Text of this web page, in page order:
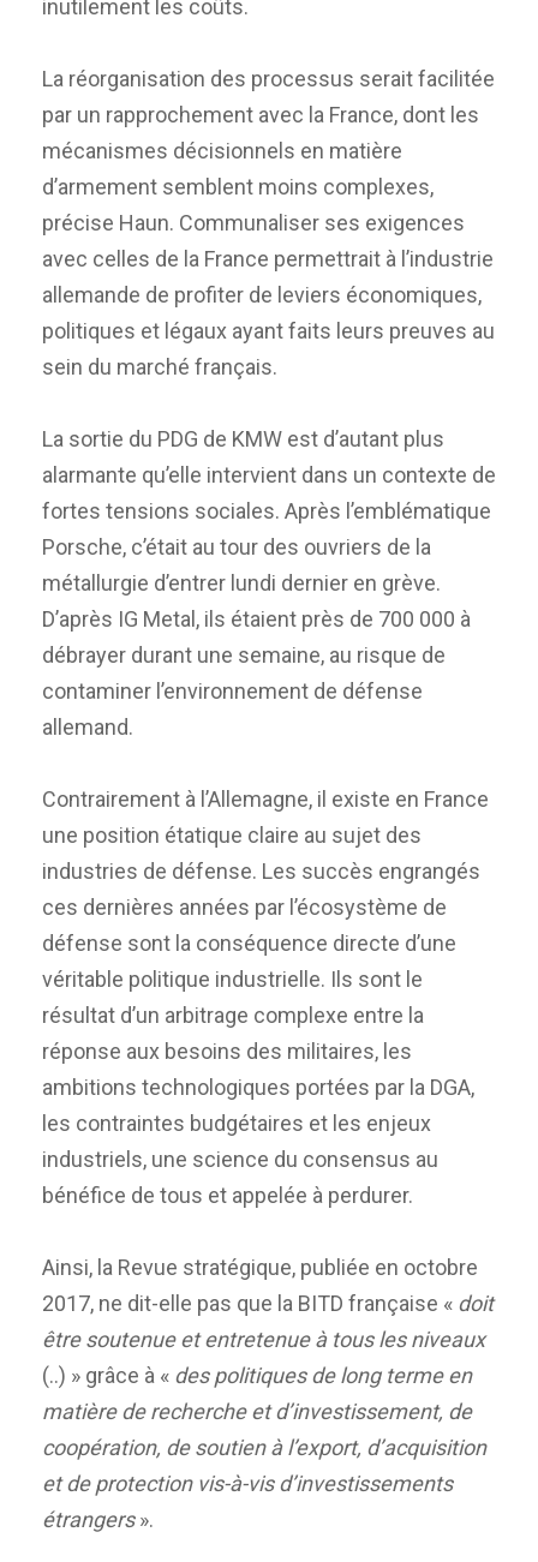
inutilement les coûts.
La réorganisation des processus serait facilitée
par un rapprochement avec la France, dont les
mécanismes décisionnels en matière
d’armement semblent moins complexes,
précise Haun. Communaliser ses exigences
avec celles de la France permettrait à l’industrie
allemande de profiter de leviers économiques,
politiques et légaux ayant faits leurs preuves au
sein du marché français.
La sortie du PDG de KMW est d’autant plus
alarmante qu’elle intervient dans un contexte de
fortes tensions sociales. Après l’emblématique
Porsche, c’était au tour des ouvriers de la
métallurgie d’entrer lundi dernier en grève.
D’après IG Metal, ils étaient près de 700 000 à
débrayer durant une semaine, au risque de
contaminer l’environnement de défense
allemand.
Contrairement à l’Allemagne, il existe en France
une position étatique claire au sujet des
industries de défense. Les succès engrangés
ces dernières années par l’écosystème de
défense sont la conséquence directe d’une
véritable politique industrielle. Ils sont le
résultat d’un arbitrage complexe entre la
réponse aux besoins des militaires, les
ambitions technologiques portées par la DGA,
les contraintes budgétaires et les enjeux
industriels, une science du consensus au
bénéfice de tous et appelée à perdurer.
Ainsi, la Revue stratégique, publiée en octobre
2017, ne dit-elle pas que la BITD française « doit
être soutenue et entretenue à tous les niveaux
(..) » grâce à « des politiques de long terme en
matière de recherche et d’investissement, de
coopération, de soutien à l’export, d’acquisition
et de protection vis-à-vis d’investissements
étrangers».